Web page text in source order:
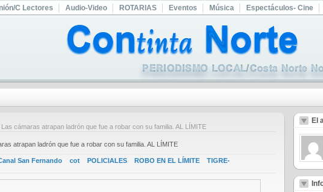
C Lectores Audio-Video ROTARIAS Eventos Música Espectáculos- Cine
cámaras atrapan ladrón que fue a robar con su familia. AL LÍMITE
atrapan ladrón que fue a robar con su familia. AL LÍMITE
San Fernando cot POLICIALES ROBO EN EL LÍMITE
TIGRE-
El